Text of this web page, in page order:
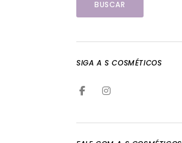
SIGA A S COSMÉTICOS